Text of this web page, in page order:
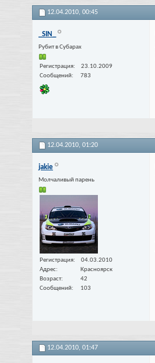
12.04.2010, 00:45
_SIN_
Рубит в Субарах
Регистрация
23.10.2009
Сообщений
783
12.04.2010, 01:20
jakie
Молчаливый парень
Регистрация
04.03.2010
Адрес
Красноярск
Возраст
42
Сообщений
103
12.04.2010, 01:47